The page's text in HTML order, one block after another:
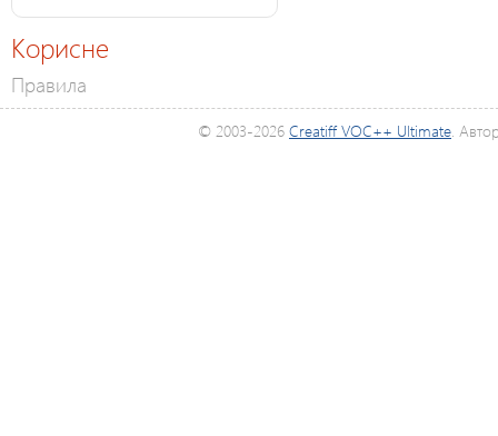
Корисне
Правила
© 2003-2026 Creatiff VOC++ Ultimate.